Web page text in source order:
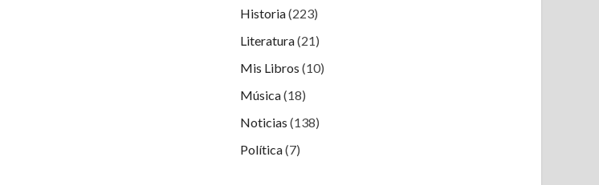
Historia(223)
Literatura(21)
Mis Libros (10)
Música(18)
Noticias (138)
Política(7)